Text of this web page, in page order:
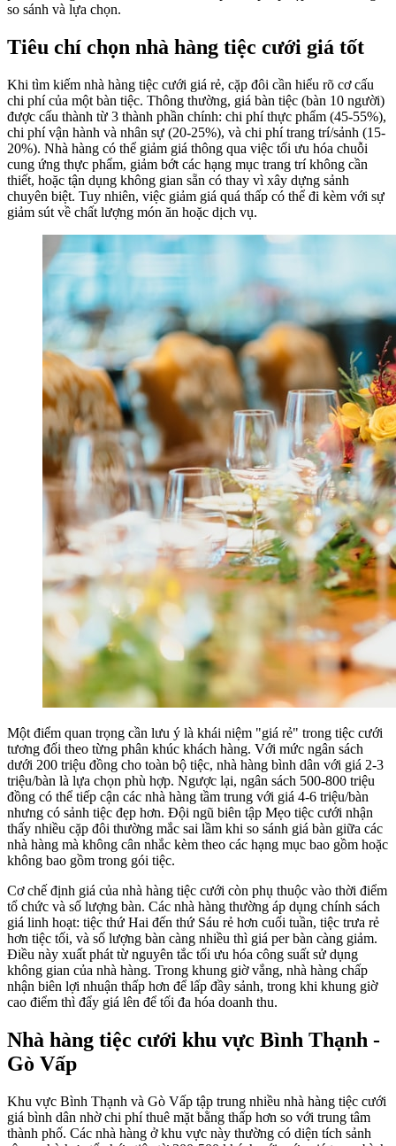
so sánh và lựa chọn.
Tiêu chí chọn nhà hàng tiệc cưới giá tốt
Khi tìm kiếm nhà hàng tiệc cưới giá rẻ, cặp đôi cần hiểu rõ cơ cấu
chi phí của một bàn tiệc. Thông thường, giá bàn tiệc (bàn 10 người)
được cấu thành từ 3 thành phần chính: chi phí thực phẩm (45-55%),
chi phí vận hành và nhân sự (20-25%), và chi phí trang trí/sảnh (15-
20%). Nhà hàng có thể giảm giá thông qua việc tối ưu hóa chuỗi
cung ứng thực phẩm, giảm bớt các hạng mục trang trí không cần
thiết, hoặc tận dụng không gian sẵn có thay vì xây dựng sảnh
chuyên biệt. Tuy nhiên, việc giảm giá quá thấp có thể đi kèm với sự
giảm sút về chất lượng món ăn hoặc dịch vụ.
Một điểm quan trọng cần lưu ý là khái niệm "giá rẻ" trong tiệc cưới
tương đối theo từng phân khúc khách hàng. Với mức ngân sách
dưới 200 triệu đồng cho toàn bộ tiệc, nhà hàng bình dân với giá 2-3
triệu/bàn là lựa chọn phù hợp. Ngược lại, ngân sách 500-800 triệu
đồng có thể tiếp cận các nhà hàng tầm trung với giá 4-6 triệu/bàn
nhưng có sảnh tiệc đẹp hơn. Đội ngũ biên tập Mẹo tiệc cưới nhận
thấy nhiều cặp đôi thường mắc sai lầm khi so sánh giá bàn giữa các
nhà hàng mà không cân nhắc kèm theo các hạng mục bao gồm hoặc
không bao gồm trong gói tiệc.
Cơ chế định giá của nhà hàng tiệc cưới còn phụ thuộc vào thời điểm
tổ chức và số lượng bàn. Các nhà hàng thường áp dụng chính sách
giá linh hoạt: tiệc thứ Hai đến thứ Sáu rẻ hơn cuối tuần, tiệc trưa rẻ
hơn tiệc tối, và số lượng bàn càng nhiều thì giá per bàn càng giảm.
Điều này xuất phát từ nguyên tắc tối ưu hóa công suất sử dụng
không gian của nhà hàng. Trong khung giờ vắng, nhà hàng chấp
nhận biên lợi nhuận thấp hơn để lấp đầy sảnh, trong khi khung giờ
cao điểm thì đẩy giá lên để tối đa hóa doanh thu.
Nhà hàng tiệc cưới khu vực Bình Thạnh -
Gò Vấp
Khu vực Bình Thạnh và Gò Vấp tập trung nhiều nhà hàng tiệc cưới
giá bình dân nhờ chi phí thuê mặt bằng thấp hơn so với trung tâm
thành phố. Các nhà hàng ở khu vực này thường có diện tích sảnh